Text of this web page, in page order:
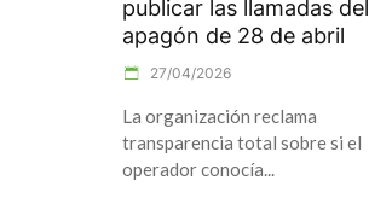
publicar las llamadas del
apagón de 28 de abril
27/04/2026
La organización reclama
transparencia total sobre si el
operador conocía